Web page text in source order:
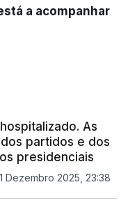
a acompanhar
As
partidos e dos
presidenciais
Dezembro 2025, 23:38